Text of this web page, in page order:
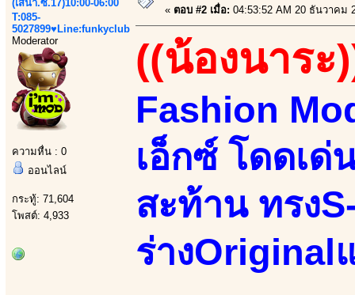
(เสนา.ซ.17)10:00-06:00
T:085-
5027899♥Line:funkyclub
Moderator
ความหื่น : 0
ออนไลน์
กระทู้: 71,604
โพสต์: 4,933
« ตอบ #2 เมื่อ: 04:53:52 AM 20 ธันวาคม
((น้องนาระ
Fashion
เอ็กซ์ โดดเด่
สะท้าน ทรง
ร่างOriginal